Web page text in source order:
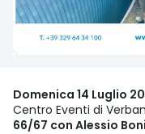
Domenica 14 Luglio
Centro Eventi di
66/67 con Alessio